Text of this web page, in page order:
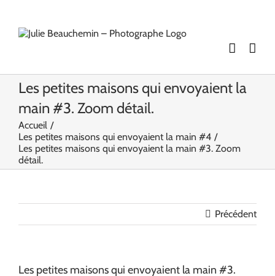
contenu
Les petites maisons qui envoyaient la
main #3. Zoom détail.
Accueil
Les petites maisons qui envoyaient la main #4
Les petites maisons qui envoyaient la main #3. Zoom
détail.
Précédent
Les petites maisons qui envoyaient la main #3.